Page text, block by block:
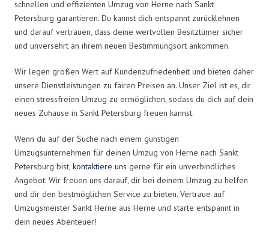
schnellen und effizienten Umzug von Herne nach Sankt
Petersburg garantieren. Du kannst dich entspannt zurücklehnen
und darauf vertrauen, dass deine wertvollen Besitztümer sicher
und unversehrt an ihrem neuen Bestimmungsort ankommen.
Wir legen großen Wert auf Kundenzufriedenheit und bieten daher
unsere Dienstleistungen zu fairen Preisen an. Unser Ziel ist es, dir
einen stressfreien Umzug zu ermöglichen, sodass du dich auf dein
neues Zuhause in Sankt Petersburg freuen kannst.
Wenn du auf der Suche nach einem günstigen
Umzugsunternehmen für deinen Umzug von Herne nach Sankt
Petersburg bist, kontaktiere uns gerne für ein unverbindliches
Angebot. Wir freuen uns darauf, dir bei deinem Umzug zu helfen
und dir den bestmöglichen Service zu bieten. Vertraue auf
Umzugsmeister Sankt Herne aus Herne und starte entspannt in
dein neues Abenteuer!